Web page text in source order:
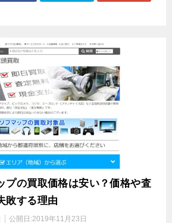
プの買取価格は安い？価格や査
敗する理由
公開日:2019年11月23日